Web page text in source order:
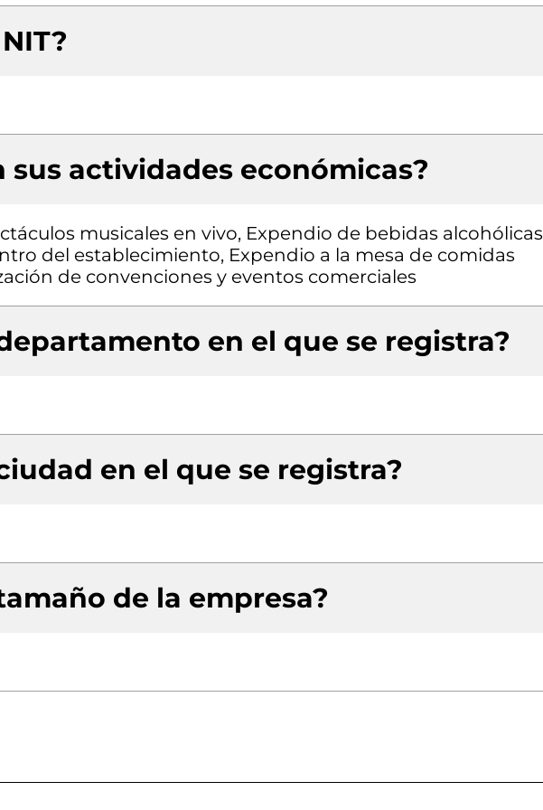
sus actividades económicas?
musicales en vivo, Expendio de bebidas alcohólicas
del establecimiento, Expendio a la mesa de comidas
de convenciones y eventos comerciales
en el que se registra?
en el que se registra?
de la empresa?